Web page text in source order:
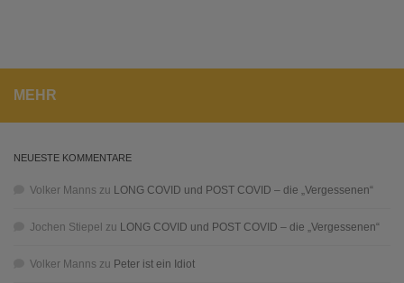
MEHR
NEUESTE KOMMENTARE
Volker Manns zu LONG COVID und POST COVID – die „Vergessenen“
Jochen Stiepel zu LONG COVID und POST COVID – die „Vergessenen“
Volker Manns zu Peter ist ein Idiot